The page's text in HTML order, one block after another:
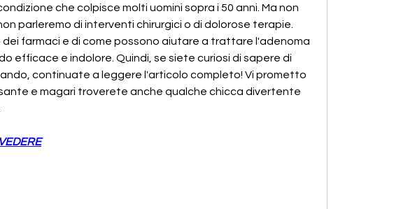
che colpisce molti uomini sopra i 50 anni. Ma non
parleremo di interventi chirurgici o di dolorose terapie.
dei farmaci e di come possono aiutare a trattare l'adenoma
efficace e indolore. Quindi, se siete curiosi di sapere di
continuate a leggere l'articolo completo! Vi prometto
e magari troverete anche qualche chicca divertente